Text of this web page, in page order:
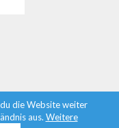
die Website weiter
aus. Weitere